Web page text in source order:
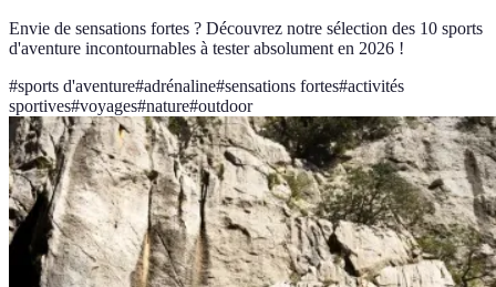
Envie de sensations fortes ? Découvrez notre sélection des 10 sports
d'aventure incontournables à tester absolument en 2026 !
#sports d'aventure#adrénaline#sensations fortes#activités
sportives#voyages#nature#outdoor